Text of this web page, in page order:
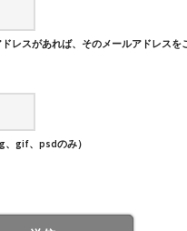
レスがあれば、そのメールアドレスを
、gif、psdのみ）